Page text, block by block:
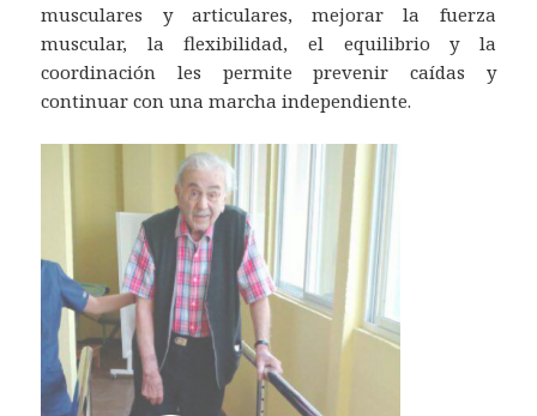
musculares y articulares, mejorar la fuerza
muscular, la flexibilidad, el equilibrio y la
coordinación les permite prevenir caídas y
continuar con una marcha independiente.